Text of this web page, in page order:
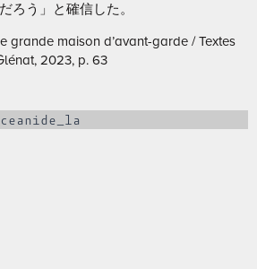
ろう」と確信した。
grande maison d’avant-garde / Textes
2023, p. 63